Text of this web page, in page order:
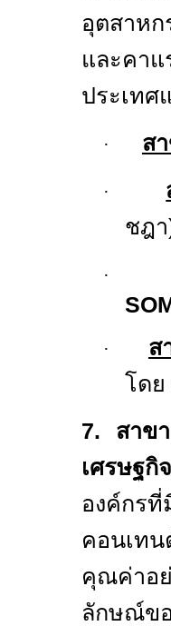
อุตสาห
และคา
ประเทศ
· ส
·
ชฎ
·
· ส
โดย
7. สาข
เศรษฐกิ
องค์กร
คอนเท
คุณค่าอ
ลักษณ์ข